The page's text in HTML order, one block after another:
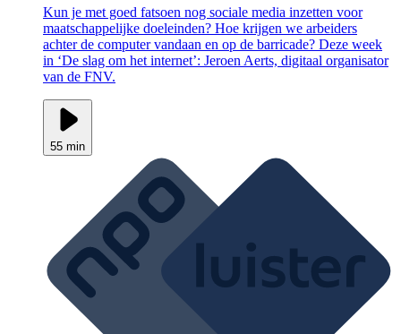
Kun je met goed fatsoen nog sociale media inzetten voor
maatschappelijke doeleinden? Hoe krijgen we arbeiders
achter de computer vandaan en op de barricade? Deze week
in ‘De slag om het internet’: Jeroen Aerts, digitaal organisator
van de FNV.
55 min